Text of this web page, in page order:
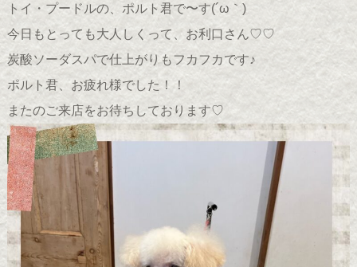
トイ・プードルの、ポルト君で〜す(´ω｀)
今日もとっても大人しくって、お利口さん♡♡
炭酸ソーダスパで仕上がりもフカフカです♪
ポルト君、お疲れ様でした！！
またのご来店をお待ちしております♡